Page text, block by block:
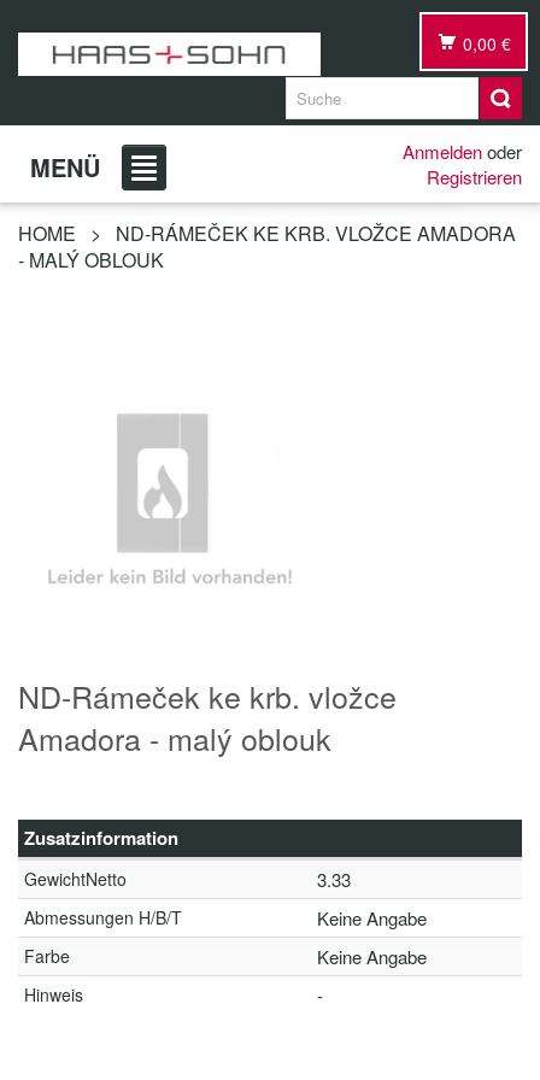
0,00 €
MENÜ Anmeldenoder
Registrieren
HOME >
ND-RÁMEČEK KE KRB. VLOŽCE AMADORA
- MALÝ OBLOUK
ND-Rámeček ke krb. vložce
Amadora - malý oblouk
Zusatzinformation
GewichtNetto 3.33
Abmessungen H/B/T Keine Angabe
Farbe Keine Angabe
Hinweis -